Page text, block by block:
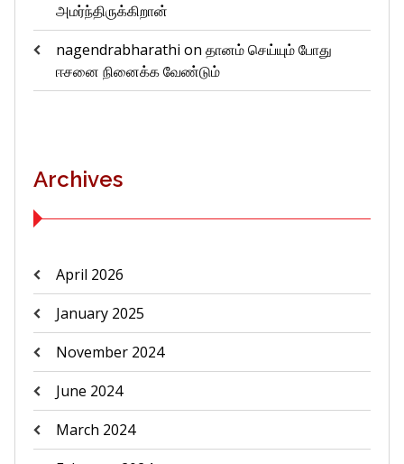
அமர்ந்திருக்கிறான்
nagendrabharathi on தானம் செய்யும் போது
ஈசனை நினைக்க வேண்டும்
Archives
April 2026
January 2025
November 2024
June 2024
March 2024